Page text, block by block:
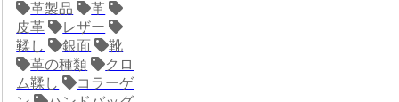
革製品
革
皮革
レザー
鞣し
銀面
靴
革の種類
クロ
ム鞣し
コラーゲ